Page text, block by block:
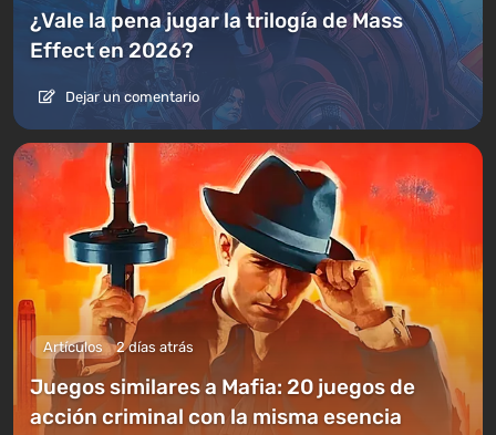
¿Vale la pena jugar la trilogía de Mass
Effect en 2026?
Dejar un comentario
Artículos 2 días atrás
Juegos similares a Mafia: 20 juegos de
acción criminal con la misma esencia